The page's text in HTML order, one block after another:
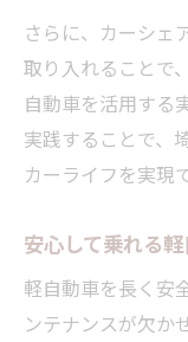
さらに、カーシェ
取り入れることで
自動車を活用する
実践することで、
カーライフを実現
安心して乗れる
軽自動車を長く安
ンテナンスが欠か